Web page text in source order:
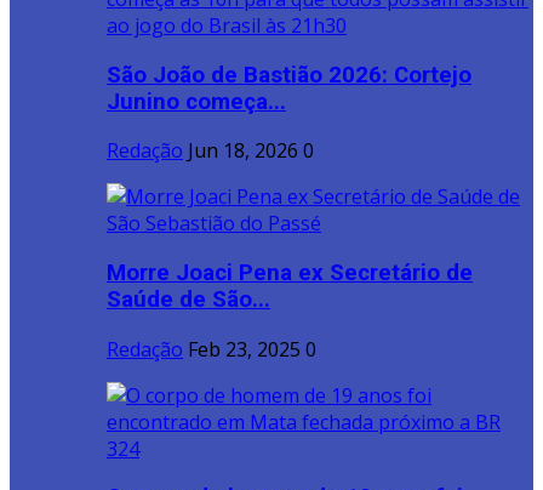
São João de Bastião 2026: Cortejo
Junino começa...
Redação Jun 18, 2026 0
Morre Joaci Pena ex Secretário de
Saúde de São...
Redação Feb 23, 2025 0